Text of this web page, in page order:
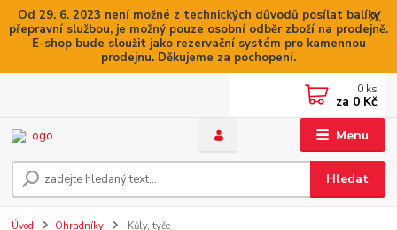
Od 29. 6. 2023 není možné z technických důvodů posílat balíky
přepravní službou, je možný pouze osobní odběr zboží na prodejně.
E-shop bude sloužit jako rezervační systém pro kamennou
prodejnu. Děkujeme za pochopení.
Menu
Hledat
0 ks
za 0 Kč
Úvod Ohradníky Kůly, tyče